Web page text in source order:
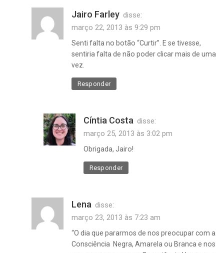
Jairo Farley disse:
março 22, 2013 às 9:29 pm
Senti falta no botão “Curtir”. E se tivesse,
sentiria falta de não poder clicar mais de uma
vez.
Responder
Cíntia Costa disse:
março 25, 2013 às 3:02 pm
Obrigada, Jairo!
Responder
Lena disse:
março 23, 2013 às 7:23 am
“O dia que pararmos de nos preocupar com a
Consciência Negra, Amarela ou Branca e nos